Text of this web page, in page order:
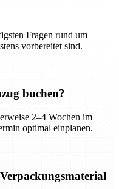
Fragen rund um
vorbereitet sind.
buchen?
2–4 Wochen im
optimal einplanen.